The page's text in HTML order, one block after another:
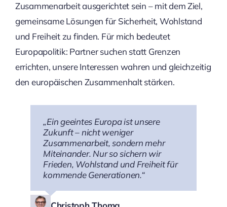
Zusammenarbeit ausgerichtet sein – mit dem Ziel,
gemeinsame Lösungen für Sicherheit, Wohlstand
und Freiheit zu finden. Für mich bedeutet
Europapolitik: Partner suchen statt Grenzen
errichten, unsere Interessen wahren und gleichzeitig
den europäischen Zusammenhalt stärken.
„Ein geeintes Europa ist unsere
Zukunft – nicht weniger
Zusammenarbeit, sondern mehr
Miteinander. Nur so sichern wir
Frieden, Wohlstand und Freiheit für
kommende Generationen.“